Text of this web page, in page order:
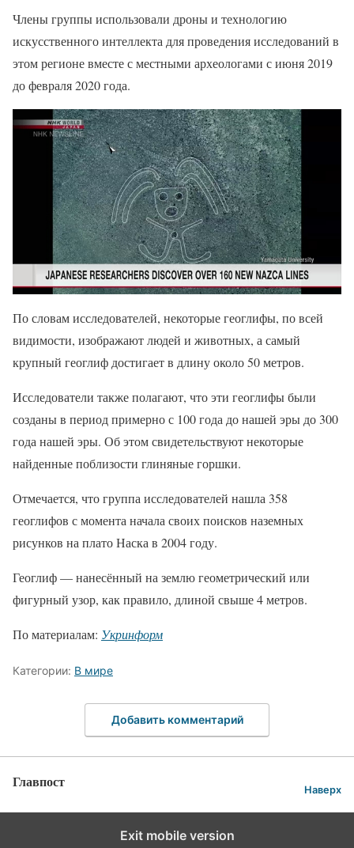
Члены группы использовали дроны и технологию
искусственного интеллекта для проведения исследований в
этом регионе вместе с местными археологами с июня 2019
до февраля 2020 года.
По словам исследователей, некоторые геоглифы, по всей
видимости, изображают людей и животных, а самый
крупный геоглиф достигает в длину около 50 метров.
Исследователи также полагают, что эти геоглифы были
созданы в период примерно с 100 года до нашей эры до 300
года нашей эры. Об этом свидетельствуют некоторые
найденные поблизости глиняные горшки.
Отмечается, что группа исследователей нашла 358
геоглифов с момента начала своих поисков наземных
рисунков на плато Наска в 2004 году.
Геоглиф — нанесённый на землю геометрический или
фигурный узор, как правило, длиной свыше 4 метров.
По материалам: Укринформ
Категории: В мире
Добавить комментарий
Главпост Наверх
Exit mobile version